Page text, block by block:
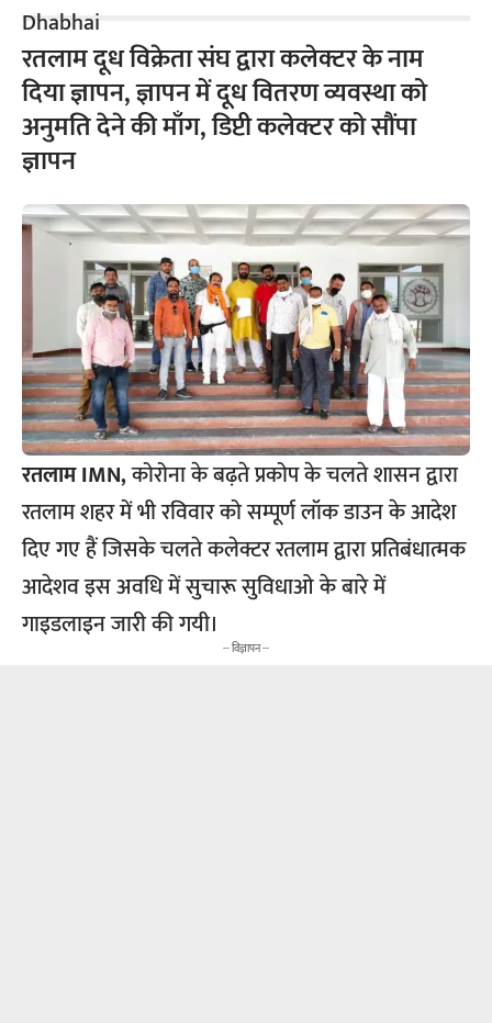
रतलाम दूध विक्रेता संघ द्वारा कलेक्टर के नाम
दिया ज्ञापन, ज्ञापन में दूध वितरण व्यवस्था को
अनुमति देने की माँग, डिप्टी कलेक्टर को सौंपा
ज्ञापन
रतलाम IMN,कोरोना के बढ़ते प्रकोप के चलते शासन द्वारा
रतलाम शहर में भी रविवार को सम्पूर्ण लॉक डाउन के आदेश
दिए गए हैं जिसके चलते कलेक्टर रतलाम द्वारा प्रतिबंधात्मक
आदेशव इस अवधि में सुचारू सुविधाओ के बारे में
गाइडलाइन जारी की गयी।
-- विज्ञापन --